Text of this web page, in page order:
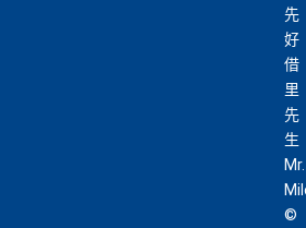
先
好
借
里
先
生
Mr.
©